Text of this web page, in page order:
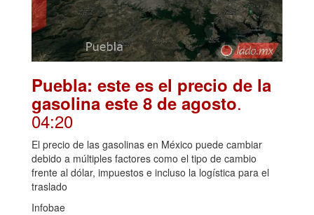
Puebla: este es el precio de la
gasolina este 8 de agosto.
04:20
El precio de las gasolinas en México puede cambiar
debido a múltiples factores como el tipo de cambio
frente al dólar, impuestos e incluso la logística para el
traslado
Infobae